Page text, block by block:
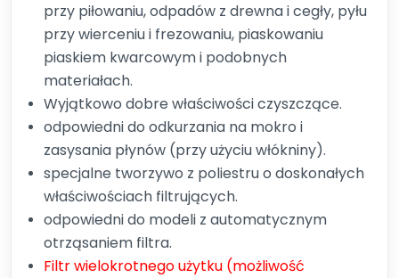
przy piłowaniu, odpadów z drewna i cegły, pyłu
przy wierceniu i frezowaniu, piaskowaniu
piaskiem kwarcowym i podobnych
materiałach.
Wyjątkowo dobre właściwości czyszczące.
odpowiedni do odkurzania na mokro i
zasysania płynów (przy użyciu włókniny).
specjalne tworzywo z poliestru o doskonałych
właściwościach filtrujących.
odpowiedni do modeli z automatycznym
otrząsaniem filtra.
Filtr wielokrotnego użytku (możliwość